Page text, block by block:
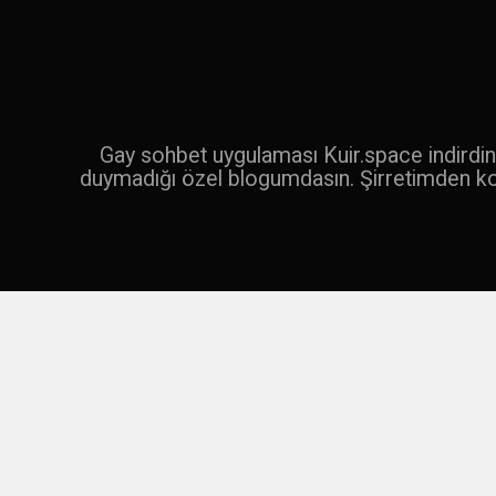
Gay sohbet uygulaması Kuir.space
duymadığı özel blogumdasın. Şirretimden